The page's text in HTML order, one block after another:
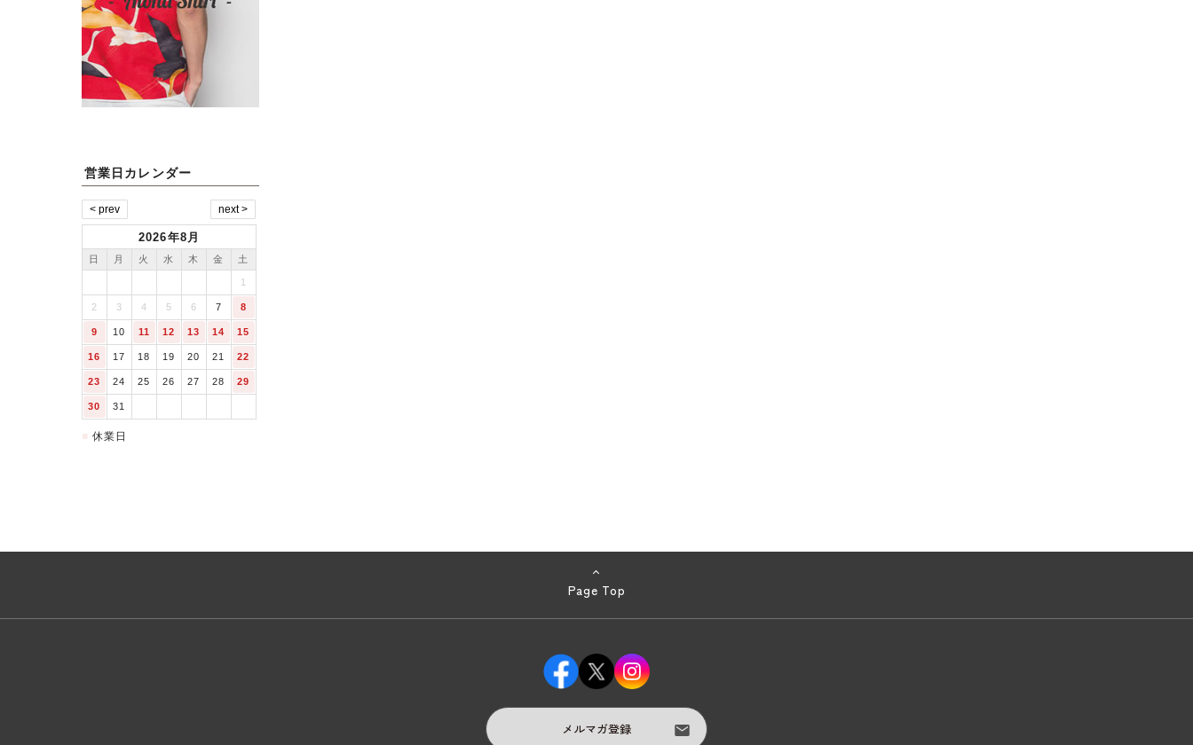
営業日カレンダー
2026年8月
日 月 火 水 木 金 土
1
2 3 4 5 6 7 8
9 10 11 12 13 14 15
16 17 18 19 20 21 22
23 24 25 26 27 28 29
30 31
休業日
Page Top
メルマガ登録